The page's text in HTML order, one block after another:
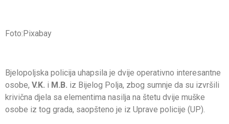
Foto:Pixabay
Bjelopoljska policija uhapsila je dvije operativno interesantne
osobe, V.K. i M.B. iz Bijelog Polja, zbog sumnje da su izvršili
krivična djela sa elementima nasilja na štetu dvije muške
osobe iz tog grada, saopšteno je iz Uprave policije (UP).